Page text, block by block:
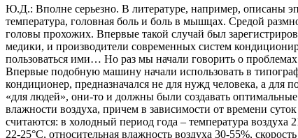
Ю.Д.: Вполне серьезно. В литературе, например, описаны
температура, головная боль и боль в мышцах. Средой
головы прохожих. Впервые такой случай был
медики, и производители современных систем
пользоваться ими… Но раз мы начали говорить о
Впервые подобную машину начали использовать в
кондиционер, предназначался не для нужд человека, а для
«для людей», они-то и должны были создавать
влажности воздуха, причем в зависимости от времени
считаются: в холодный период года – температура воздуха
22-25°C, относительная влажность воздуха 30-55%,